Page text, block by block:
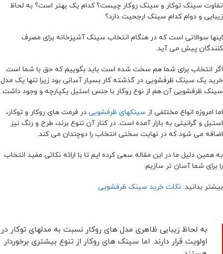
تفاوت سینک توکار و سینک روکار چیست؟ کدام یک بهتر است؟ به لحاظ
زیبایی و دوام کدام سینک ارجحیت دارد؟
اینها سوالاتی است که در هنگام انتخاب سینک آشپزخانه برای مصرف
کنندگان پیش می آید.
اگر انتخاب برای شما هم سخت شده است باید بگوییم که حق با شما است.
خرید یک سینک ظرفشویی در گذشته کار بسیار آسانی بود زیرا تنها یک مدل
سینک ظرفشویی آن هم از نوع روکار با جنس استیل یکپارچه و وجود داشت.
اما امروزه انواع مختلفی از سینکهای ظرفشویی در فرمت های روکار و توکار،
استیل و گرانیتی به بازار آمده است. در کنار آن تنوع برند، طرح و رنگ نیز
اضافه می شود که در نهایت سختی انتخاب را دوچندان می کند.
به همین دلیل ما در این مقاله سعی کرده ایم تا با ارائه نکاتی مفید انتخاب
را برای شما آسان تر سازیم.
بیشتر بدانید: نکات خرید سینک ظرفشویی
به لحاظ زیبایی ظاهری مدل های روکار نسبت به مدلهای توکار در
اولویت قرار دارند. اما سینک های روکار از تنوع بیشتری برخوردار